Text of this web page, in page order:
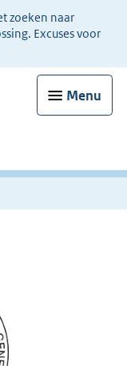
zoeken naar
Excuses voor
Menu